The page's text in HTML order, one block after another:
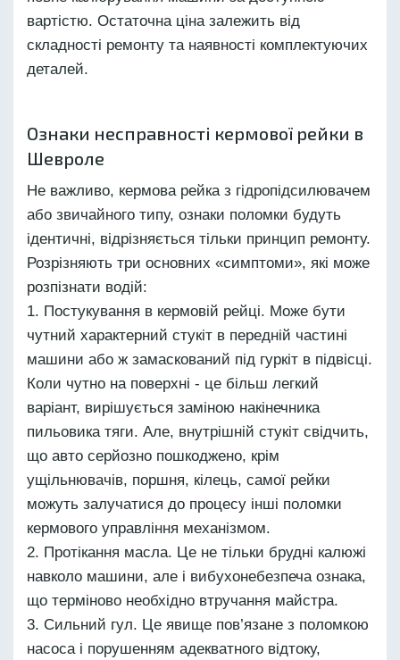
вартістю. Остаточна ціна залежить від
складності ремонту та наявності комплектуючих
деталей.
Ознаки несправності кермової рейки в
Шевроле
Не важливо, кермова рейка з гідропідсилювачем
або звичайного типу, ознаки поломки будуть
ідентичні, відрізняється тільки принцип ремонту.
Розрізняють три основних «симптоми», які може
розпізнати водій:
Постукування в кермовій рейці. Може бути
чутний характерний стукіт в передній частині
машини або ж замаскований під гуркіт в підвісці.
Коли чутно на поверхні - це більш легкий
варіант, вирішується заміною накінечника
пильовика тяги. Але, внутрішній стукіт свідчить,
що авто серйозно пошкоджено, крім
ущільнювачів, поршня, кілець, самої рейки
можуть залучатися до процесу інші поломки
кермового управління механізмом.
Протікання масла. Це не тільки брудні калюжі
навколо машини, але і вибухонебезпеча ознака,
що терміново необхідно втручання майстра.
Сильний гул. Це явище пов’язане з поломкою
насоса і порушенням адекватного відтоку,